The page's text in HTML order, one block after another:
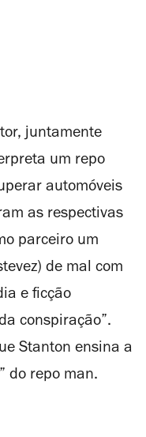
juntamente
um repo
automóveis
as respectivas
parceiro um
de mal com
e ficção
conspiração”.
Stanton ensina a
do repo man.